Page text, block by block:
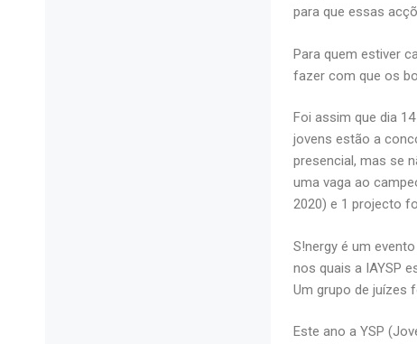
para que essas
Para quem estiver
fazer com que os
Foi assim que dia
jovens estão a
presencial, mas se
uma vaga ao
2020) e 1 projecto
S!nergy é um
nos quais a IAYSP
Um grupo de juízes
Este ano a YSP